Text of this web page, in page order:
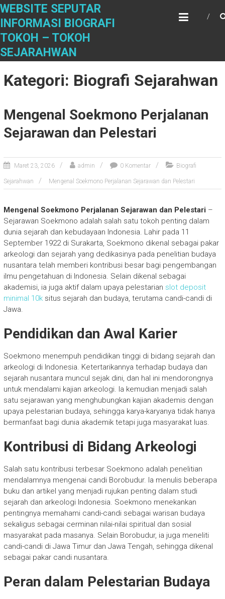
S
t
o
WEBSITE SEPUTAR
INFORMASI BIOGRAFI
TOKOH – TOKOH
SEJARAHWAN
Kategori: Biografi Sejarahwan
Mengenal Soekmono Perjalanan
Sejarawan dan Pelestari
Maret 23, 2026 admin 0 Komentar Biografi
Sejarahwan Mengenal Soekmono Perjalanan Sejarawan dan Pelestari
Mengenal Soekmono Perjalanan Sejarawan dan Pelestari –
Sejarawan Soekmono adalah salah satu tokoh penting dalam
dunia sejarah dan kebudayaan Indonesia. Lahir pada 11
September 1922 di Surakarta, Soekmono dikenal sebagai pakar
arkeologi dan sejarah yang dedikasinya pada penelitian budaya
nusantara telah memberi kontribusi besar bagi pengembangan
ilmu pengetahuan di Indonesia. Selain dikenal sebagai
akademisi, ia juga aktif dalam upaya pelestarian slot deposit
minimal 10ksitus sejarah dan budaya, terutama candi-candi di
Jawa.
Pendidikan dan Awal Karier
Soekmono menempuh pendidikan tinggi di bidang sejarah dan
arkeologi di Indonesia. Ketertarikannya terhadap budaya dan
sejarah nusantara muncul sejak dini, dan hal ini mendorongnya
untuk mendalami kajian arkeologi. Ia kemudian menjadi salah
satu sejarawan yang menghubungkan kajian akademis dengan
upaya pelestarian budaya, sehingga karya-karyanya tidak hanya
bermanfaat bagi dunia akademik tetapi juga masyarakat luas.
Kontribusi di Bidang Arkeologi
Salah satu kontribusi terbesar Soekmono adalah penelitian
mendalamnya mengenai candi Borobudur. Ia menulis beberapa
buku dan artikel yang menjadi rujukan penting dalam studi
sejarah dan arkeologi Indonesia. Soekmono menekankan
pentingnya memahami candi-candi sebagai warisan budaya
sekaligus sebagai cerminan nilai-nilai spiritual dan sosial
masyarakat pada masanya. Selain Borobudur, ia juga meneliti
candi-candi di Jawa Timur dan Jawa Tengah, sehingga dikenal
sebagai pakar candi nusantara.
Peran dalam Pelestarian Budaya